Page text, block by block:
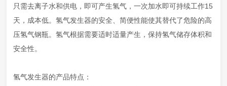
只需去离子水和供电，即可产生氢气，一次加水即可持续工作15
天，成本低。氢气发生器的安全、简便性能使其替代了危险的高
压氢气钢瓶。氢气根据需要适时适量产生，保持氢气储存体积和
安全性。
氢气发生器的产品特点：